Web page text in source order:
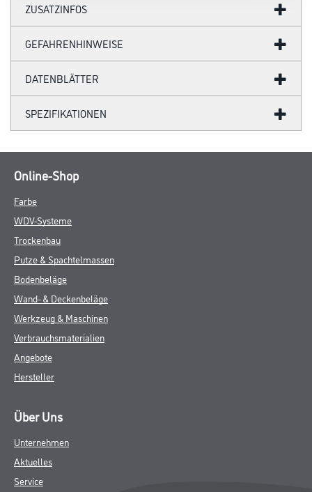
ZUSATZINFOS
GEFAHRENHINWEISE
DATENBLÄTTER
SPEZIFIKATIONEN
Online-Shop
Farbe
WDV-Systeme
Trockenbau
Putze & Spachtelmassen
Bodenbeläge
Wand- & Deckenbeläge
Werkzeug & Maschinen
Verbrauchsmaterialien
Angebote
Hersteller
Über Uns
Unternehmen
Aktuelles
Service